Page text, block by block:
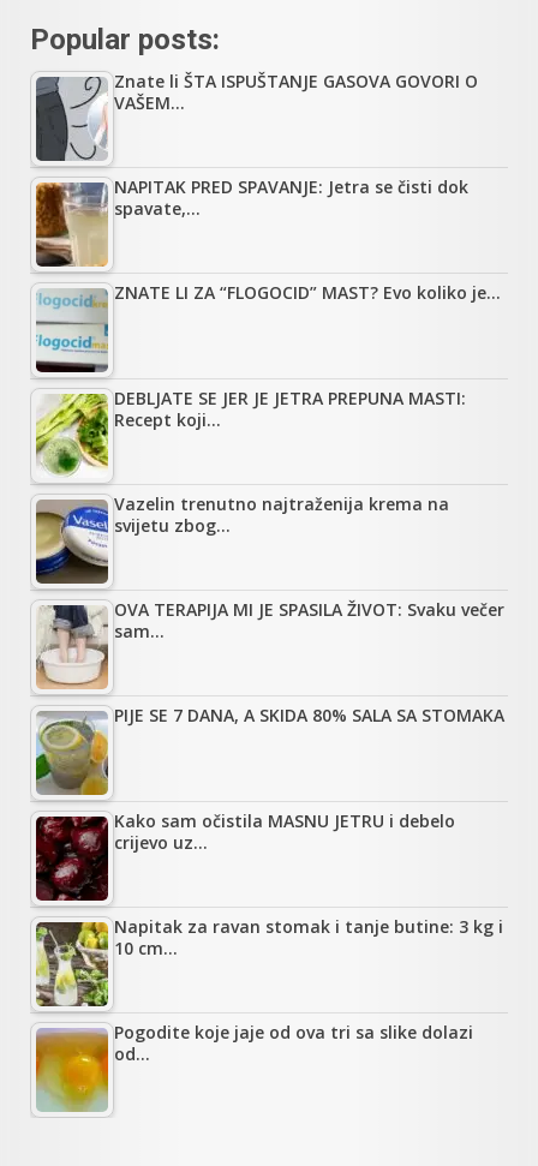
Popular posts:
Znate li ŠTA ISPUŠTANJE GASOVA GOVORI O
VAŠEM…
NAPITAK PRED SPAVANJE: Jetra se čisti dok
spavate,…
ZNATE LI ZA “FLOGOCID” MAST? Evo koliko je…
DEBLJATE SE JER JE JETRA PREPUNA MASTI:
Recept koji…
Vazelin trenutno najtraženija krema na
svijetu zbog…
OVA TERAPIJA MI JE SPASILA ŽIVOT: Svaku večer
sam…
PIJE SE 7 DANA, A SKIDA 80% SALA SA STOMAKA
Kako sam očistila MASNU JETRU i debelo
crijevo uz…
Napitak za ravan stomak i tanje butine: 3 kg i
10 cm…
Pogodite koje jaje od ova tri sa slike dolazi
od…